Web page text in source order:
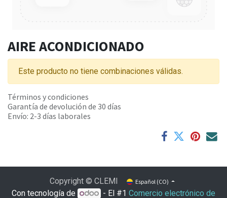
AIRE ACONDICIONADO
Este producto no tiene combinaciones válidas.
Términos y condiciones
Garantía de devolución de 30 días
Envío: 2-3 días laborales
Copyright © CLEMI Español (CO)
Con tecnología de - El #1Comercio electrónico de